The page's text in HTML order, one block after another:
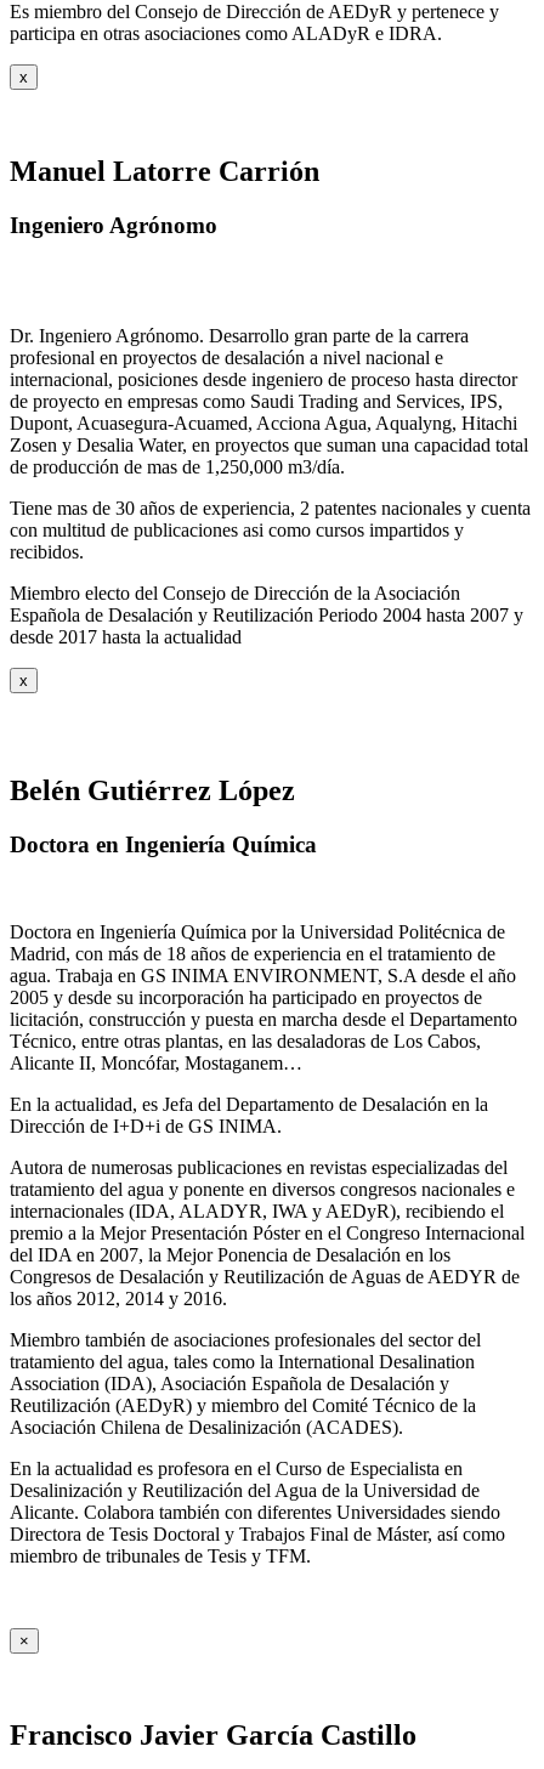
Es miembro del Consejo de Dirección de AEDyR y pertenece y
participa en otras asociaciones como ALADyR e IDRA.
x
Manuel Latorre Carrión
Ingeniero Agrónomo
Dr. Ingeniero Agrónomo. Desarrollo gran parte de la carrera
profesional en proyectos de desalación a nivel nacional e
internacional, posiciones desde ingeniero de proceso hasta director
de proyecto en empresas como Saudi Trading and Services, IPS,
Dupont, Acuasegura-Acuamed, Acciona Agua, Aqualyng, Hitachi
Zosen y Desalia Water, en proyectos que suman una capacidad total
de producción de mas de 1,250,000 m3/día.
Tiene mas de 30 años de experiencia, 2 patentes nacionales y cuenta
con multitud de publicaciones asi como cursos impartidos y
recibidos.
Miembro electo del Consejo de Dirección de la Asociación
Española de Desalación y Reutilización Periodo 2004 hasta 2007 y
desde 2017 hasta la actualidad
x
Belén Gutiérrez López
Doctora en Ingeniería Química
Doctora en Ingeniería Química por la Universidad Politécnica de
Madrid, con más de 18 años de experiencia en el tratamiento de
agua. Trabaja en GS INIMA ENVIRONMENT, S.A desde el año
2005 y desde su incorporación ha participado en proyectos de
licitación, construcción y puesta en marcha desde el Departamento
Técnico, entre otras plantas, en las desaladoras de Los Cabos,
Alicante II, Moncófar, Mostaganem…
En la actualidad, es Jefa del Departamento de Desalación en la
Dirección de I+D+i de GS INIMA.
Autora de numerosas publicaciones en revistas especializadas del
tratamiento del agua y ponente en diversos congresos nacionales e
internacionales (IDA, ALADYR, IWA y AEDyR), recibiendo el
premio a la Mejor Presentación Póster en el Congreso Internacional
del IDA en 2007, la Mejor Ponencia de Desalación en los
Congresos de Desalación y Reutilización de Aguas de AEDYR de
los años 2012, 2014 y 2016.
Miembro también de asociaciones profesionales del sector del
tratamiento del agua, tales como la International Desalination
Association (IDA), Asociación Española de Desalación y
Reutilización (AEDyR) y miembro del Comité Técnico de la
Asociación Chilena de Desalinización (ACADES).
En la actualidad es profesora en el Curso de Especialista en
Desalinización y Reutilización del Agua de la Universidad de
Alicante. Colabora también con diferentes Universidades siendo
Directora de Tesis Doctoral y Trabajos Final de Máster, así como
miembro de tribunales de Tesis y TFM.
×
Francisco Javier García Castillo